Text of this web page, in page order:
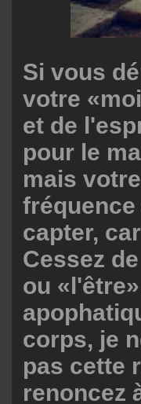
Si vous
votre
et de
pour le
mais
capter,
Cessez
ou
corps, je
pas cette
renoncez